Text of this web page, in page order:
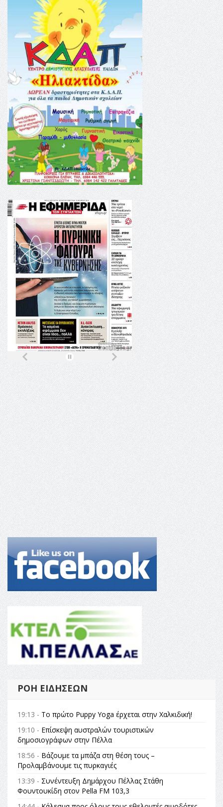
ΡΟΉ ΕΙΔΉΣΕΩΝ
19:13 - Το πρώτο Puppy Yoga έρχεται στην Χαλκιδική!
19:10 - Επίσκεψη αυστραλών τουριστικών
δημοσιογράφων στην Πέλλα
18:56 - Βάζουμε τα μπάζα στη θέση τους –
Προλαμβάνουμε τις πυρκαγιές
13:39 - Συνέντευξη Δημάρχου Πέλλας Στάθη
Φουντουκίδη στον Pella FM 103,3